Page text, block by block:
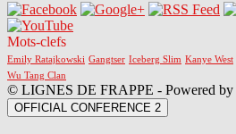
Mots-clefs
Emily Ratajkowski Gangtser Iceberg Slim Kanye West
Wu Tang Clan
© LIGNES DE FRAPPE - Powered by
OFFICIAL CONFERENCE 2